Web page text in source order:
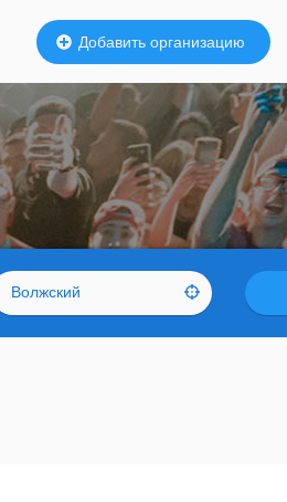
Добавить организацию
Волжский